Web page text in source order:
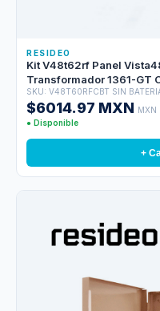
RESIDEO
Kit V48t62rf Panel
Transformador 1361-GT
Receptor De Hasta 40
SKU: V48T60RFCBT SIN
$6014.97 MXN MXN
● Disponible
+